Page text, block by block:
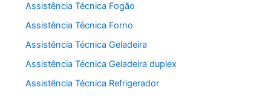
Assistência Técnica Fogão
Assistência Técnica Forno
Assistência Técnica Geladeira
Assistência Técnica Geladeira duplex
Assistência Técnica Refrigerador